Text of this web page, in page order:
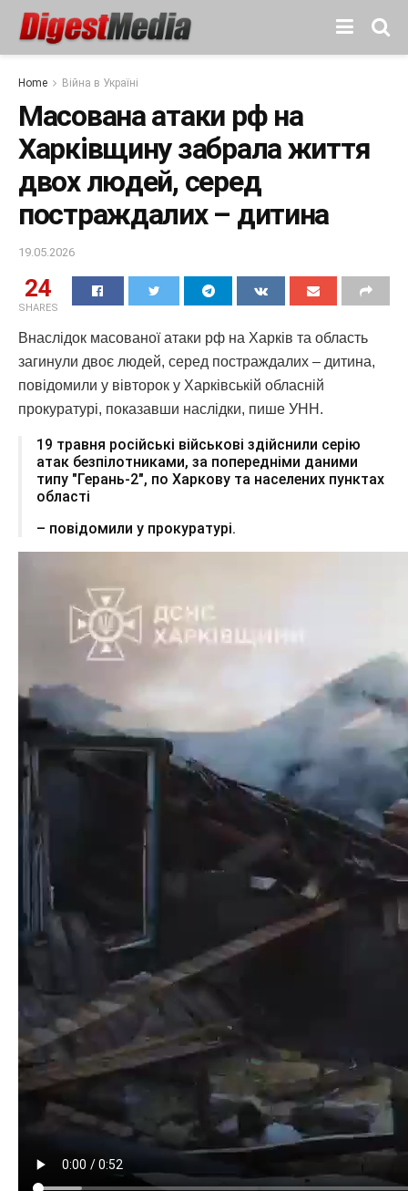
Home Війна в Україні
Масована атаки рф на
Харківщину забрала життя
двох людей, серед
постраждалих – дитина
19.05.2026
24
SHARES
Внаслідок масованої атаки рф на Харків та область
загинули двоє людей, серед постраждалих – дитина,
повідомили у вівторок у Харківській обласній
прокуратурі, показавши наслідки, пише УНН.
19 травня російські військові здійснили серію
атак безпілотниками, за попередніми даними
типу "Герань-2", по Харкову та населених пунктах
області
– повідомили у прокуратурі.